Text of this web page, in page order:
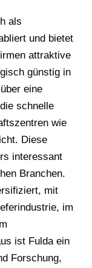
als
und bietet
attraktive
günstig in
eine
schnelle
wie
Diese
interessant
Branchen.
mit
im
ist Fulda ein
Forschung,